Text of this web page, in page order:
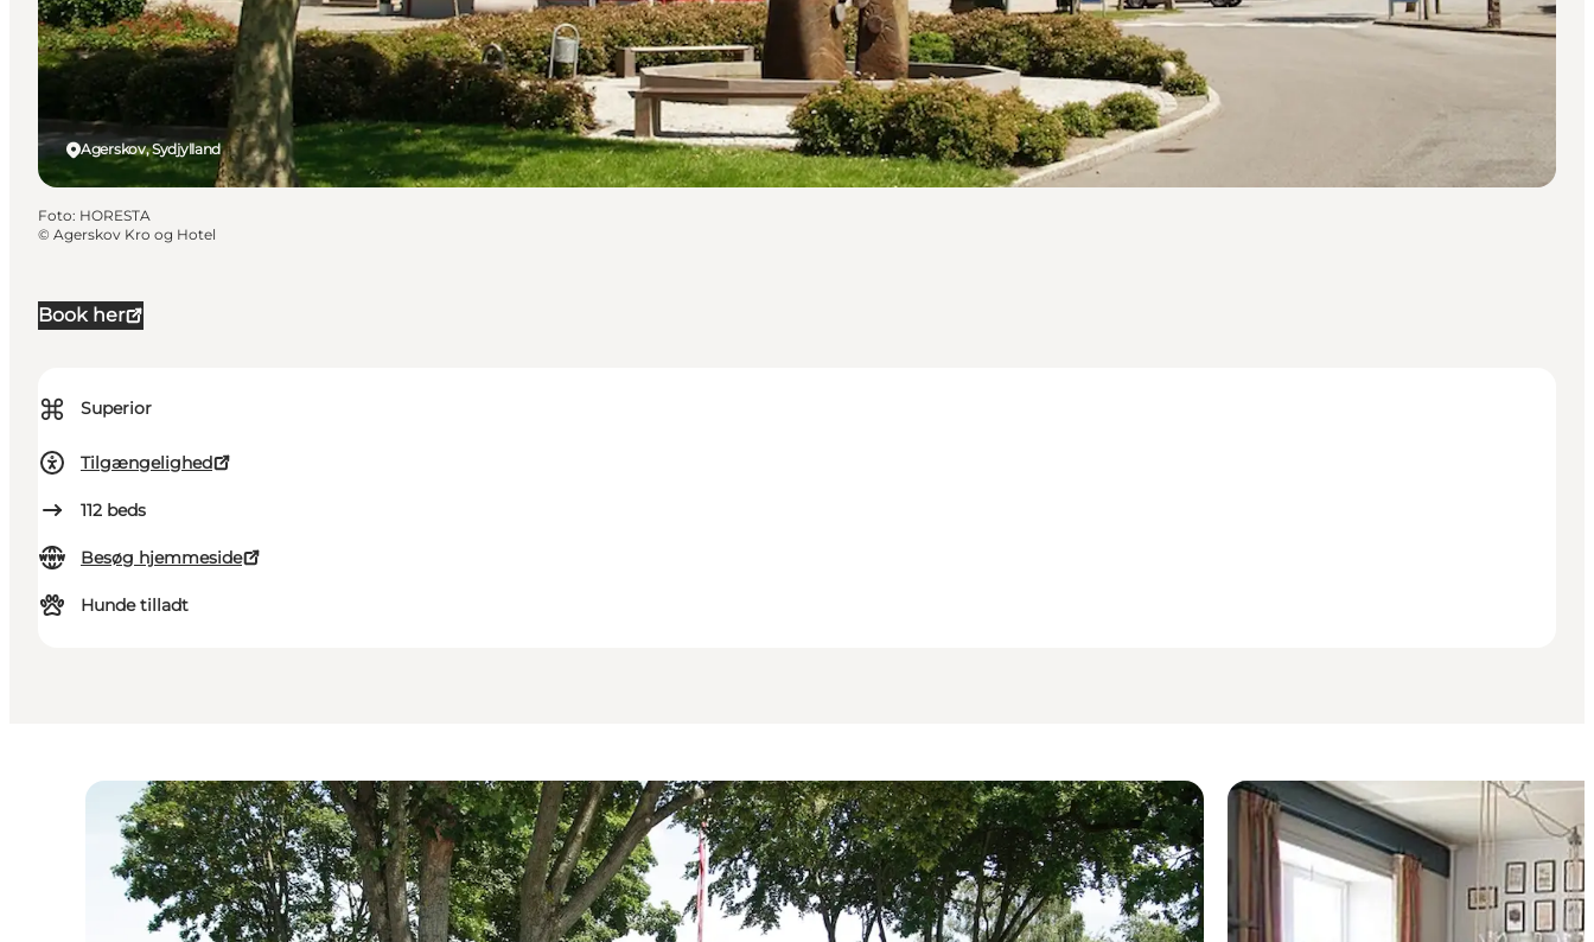
Book her
⌘ Superior
Tilgængelighed
112 beds
Besøg hjemmeside
Hunde tilladt
Agerskov, Sydjylland
Foto: HORESTA
© Agerskov Kro og Hotel